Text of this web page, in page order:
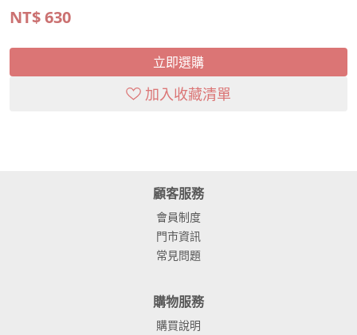
NT$630
立即選購
加入收藏清單
顧客服務
會員制度
門市資訊
常見問題
購物服務
購買說明